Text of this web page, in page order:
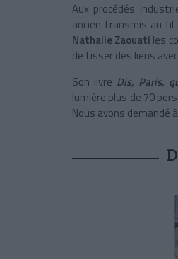
Aux procédés
ancien transmis au fil
Nathalie Zaouati les
de tisser des liens
Son livre Dis, Paris,
lumière plus de 70
Nous avons demandé